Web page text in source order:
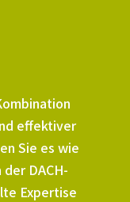
effektiver
Sie es wie
DACH-
Expertise